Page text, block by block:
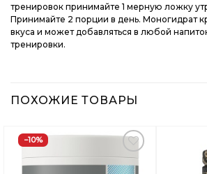
тренировок принимайте 1 мерную ложку
Принимайте 2 порции в день. Моногидрат
вкуса и может добавляться в любой
тренировки.
ПОХОЖИЕ ТОВАРЫ
−10%
Добавить